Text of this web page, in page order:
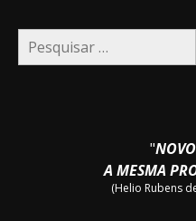
Pesquisar
por:
"
A MESMA
(Helio Rubens